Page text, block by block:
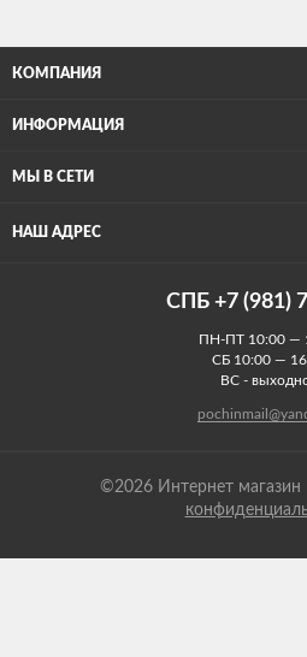
КОМПАНИЯ
ИНФОРМАЦИЯ
МЫ В СЕТИ
НАШ АДРЕС
СПБ +7 (981)
ПН-ПТ 10:00 —
СБ 10:00 —
ВС -
©2026 Интернет магазин